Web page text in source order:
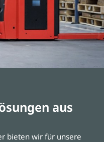
aus
bieten wir für unsere